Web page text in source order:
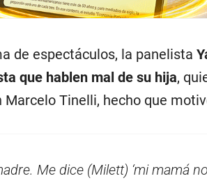
de espectáculos, la panelista
que hablen mal de su hija,
Tinelli, hecho que
Me dice (Milett) ‘mi mamá